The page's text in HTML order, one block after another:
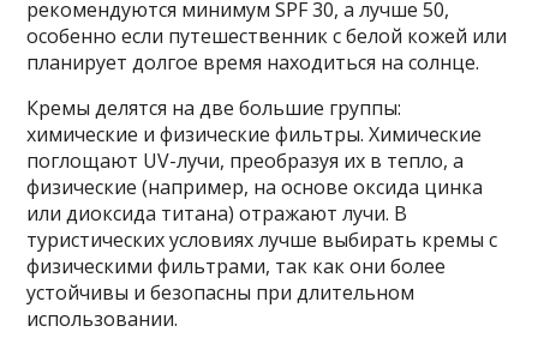
рекомендуются минимум SPF 30, а лучше 50,
особенно если путешественник с белой кожей или
планирует долгое время находиться на солнце.
Кремы делятся на две большие группы:
химические и физические фильтры. Химические
поглощают UV-лучи, преобразуя их в тепло, а
физические (например, на основе оксида цинка
или диоксида титана) отражают лучи. В
туристических условиях лучше выбирать кремы с
физическими фильтрами, так как они более
устойчивы и безопасны при длительном
использовании.